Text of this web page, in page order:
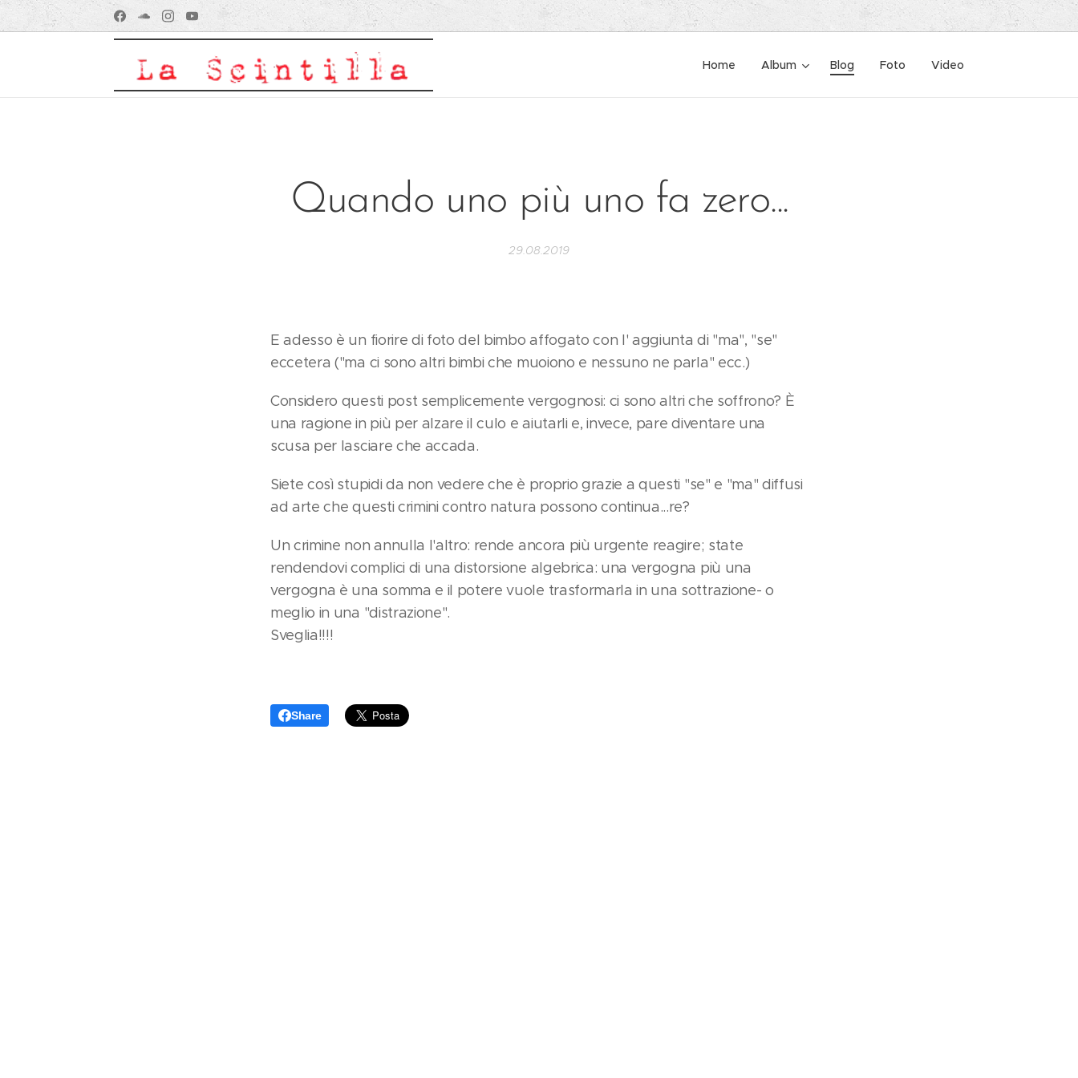
Home Album Blog Foto Video
Quando uno più uno fa zero...
29.08.2019
E adesso è un fiorire di foto del bimbo affogato con l' aggiunta di "ma", "se"
eccetera ("ma ci sono altri bimbi che muoiono e nessuno ne parla" ecc.)
Considero questi post semplicemente vergognosi: ci sono altri che soffrono? È
una ragione in più per alzare il culo e aiutarli e, invece, pare diventare una
scusa per lasciare che accada.
Siete così stupidi da non vedere che è proprio grazie a questi "se" e "ma" diffusi
ad arte che questi crimini contro natura possono continua...re?
Un crimine non annulla l'altro: rende ancora più urgente reagire; state
rendendovi complici di una distorsione algebrica: una vergogna più una
vergogna è una somma e il potere vuole trasformarla in una sottrazione- o
meglio in una "distrazione".
Sveglia!!!!
Share